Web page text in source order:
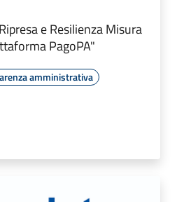
e Resilienza Misura
PagoPA"
amministrativa